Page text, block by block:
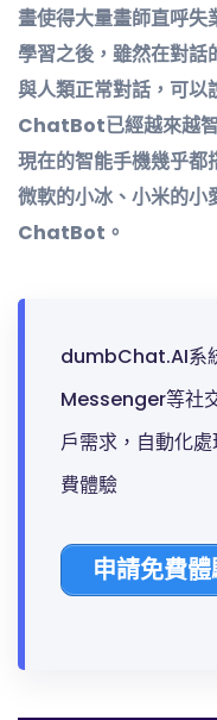
畫使得大量畫師直呼
學習之後，雖然在對
與人類正常對話，可以
ChatBot已經越來越
現在的智能手機幾乎都
微軟的小冰、小米的小
ChatBot。
dumbChat.AI系
Messenger等社
戶需求，自動化
費體驗
申請免費